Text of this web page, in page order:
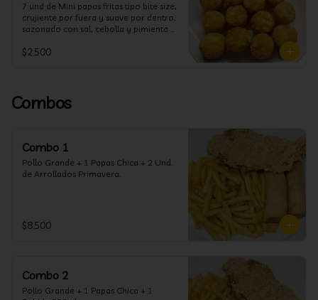
7 und de Mini papas fritas tipo bite size,
crujiente por fuera y suave por dentro,
sazonado con sal, cebolla y pimienta
$2.500
Combos
Combo 1
Pollo Grande + 1 Papas Chica + 2 Und.
de Arrollados Primavera.
$8.500
Combo 2
Pollo Grande + 1 Papas Chica + 1